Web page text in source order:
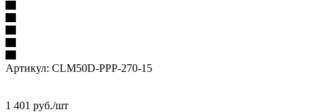
Артикул: CLM50D-PPP-270-15
1 401 руб./шт